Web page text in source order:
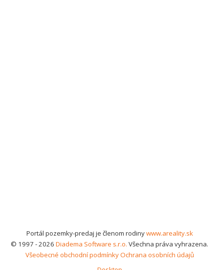
Portál pozemky-predaj je členom rodinywww.areality.sk
© 1997 - 2026 Diadema Software s.r.o. Všechna práva vyhrazena.
Všeobecné obchodní podmínkyOchrana osobních údajů